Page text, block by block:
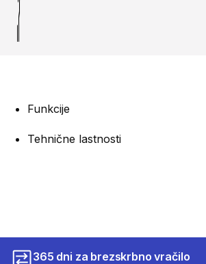
Funkcije
Tehnične lastnosti
365 dni za brezskrbno vračilo